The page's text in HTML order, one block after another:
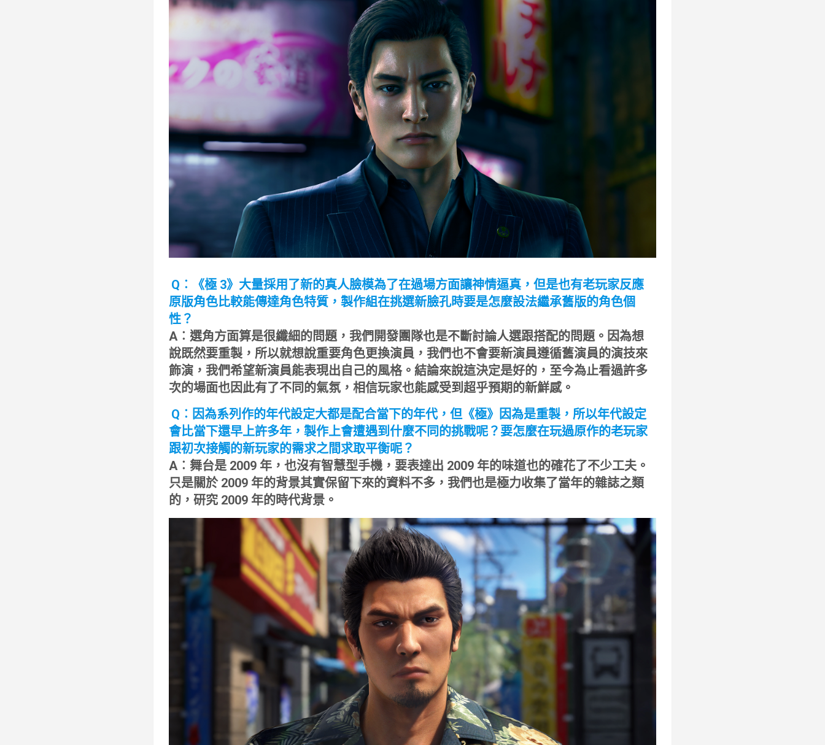
Q︰《極 3》大量採用了新的真人臉模為了在過場方面讓神情逼真，但是也有老玩家反應
原版角色比較能傳達角色特質，製作組在挑選新臉孔時要是怎麼設法繼承舊版的角色個
性？
A︰選角方面算是很纖細的問題，我們開發團隊也是不斷討論人選跟搭配的問題。因為想
說既然要重製，所以就想說重要角色更換演員，我們也不會要新演員遵循舊演員的演技來
飾演，我們希望新演員能表現出自己的風格。結論來說這決定是好的，至今為止看過許多
次的場面也因此有了不同的氣氛，相信玩家也能感受到超乎預期的新鮮感。
Q︰因為系列作的年代設定大都是配合當下的年代，但《極》因為是重製，所以年代設定
會比當下還早上許多年，製作上會遭遇到什麼不同的挑戰呢？要怎麼在玩過原作的老玩家
跟初次接觸的新玩家的需求之間求取平衡呢？
A︰舞台是 2009 年，也沒有智慧型手機，要表達出 2009 年的味道也的確花了不少工夫。
只是關於 2009 年的背景其實保留下來的資料不多，我們也是極力收集了當年的雜誌之類
的，研究 2009 年的時代背景。